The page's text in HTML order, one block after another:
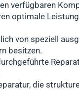
vom iPad 8.
verfügbaren
optimale
von speziell
besitzen.
die